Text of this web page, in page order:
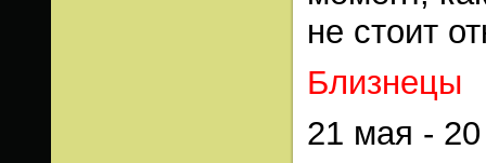
не стоит
Близнецы
21 мая -